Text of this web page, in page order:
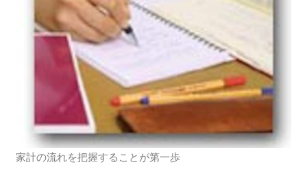
家計の流れを把握することが第一歩